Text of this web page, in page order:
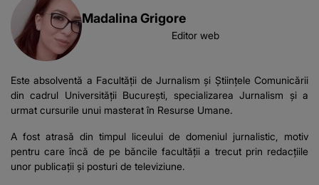
Madalina Grigore
Editor web
Este absolventă a Facultății de Jurnalism și Științele Comunicării
din cadrul Universității București, specializarea Jurnalism și a
urmat cursurile unui masterat în Resurse Umane.
A fost atrasă din timpul liceului de domeniul jurnalistic, motiv
pentru care încă de pe băncile facultății a trecut prin redacțiile
unor publicații și posturi de televiziune.